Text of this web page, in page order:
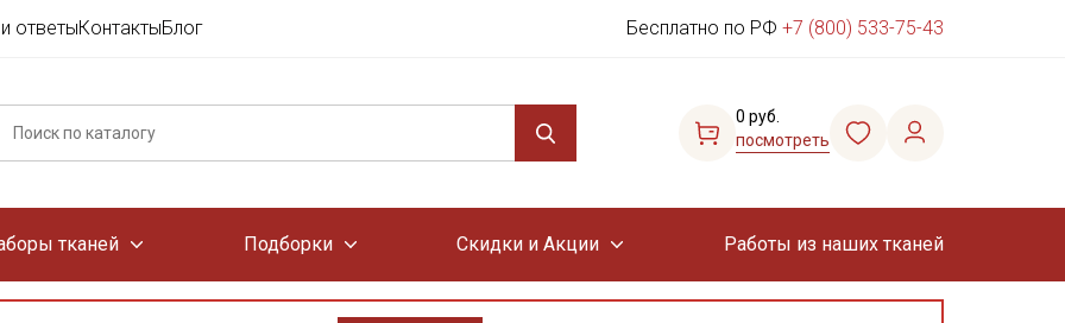
ответыКонтактыБлог Бесплатно по РФ +7 (800) 533-75-43
0 руб.
посмотреть
тканей Подборки Скидки и Акции Работы из наших тканей